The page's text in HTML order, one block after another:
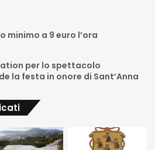
minimo a 9 euro l’ora
per lo spettacolo
la festa in onore di Sant’Anna